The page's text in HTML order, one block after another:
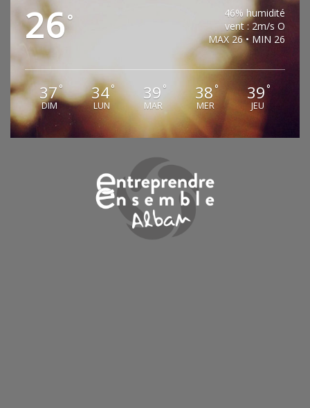
26°
46% humidité
vent : 2m/s O
MAX 26 • MIN 26
37°
DIM
34°
LUN
39 °
MAR
38 °
MER
39°
JEU